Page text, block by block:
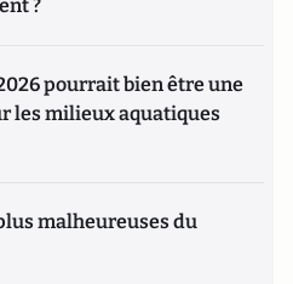
?
pourrait bien être une
les milieux aquatiques
malheureuses du